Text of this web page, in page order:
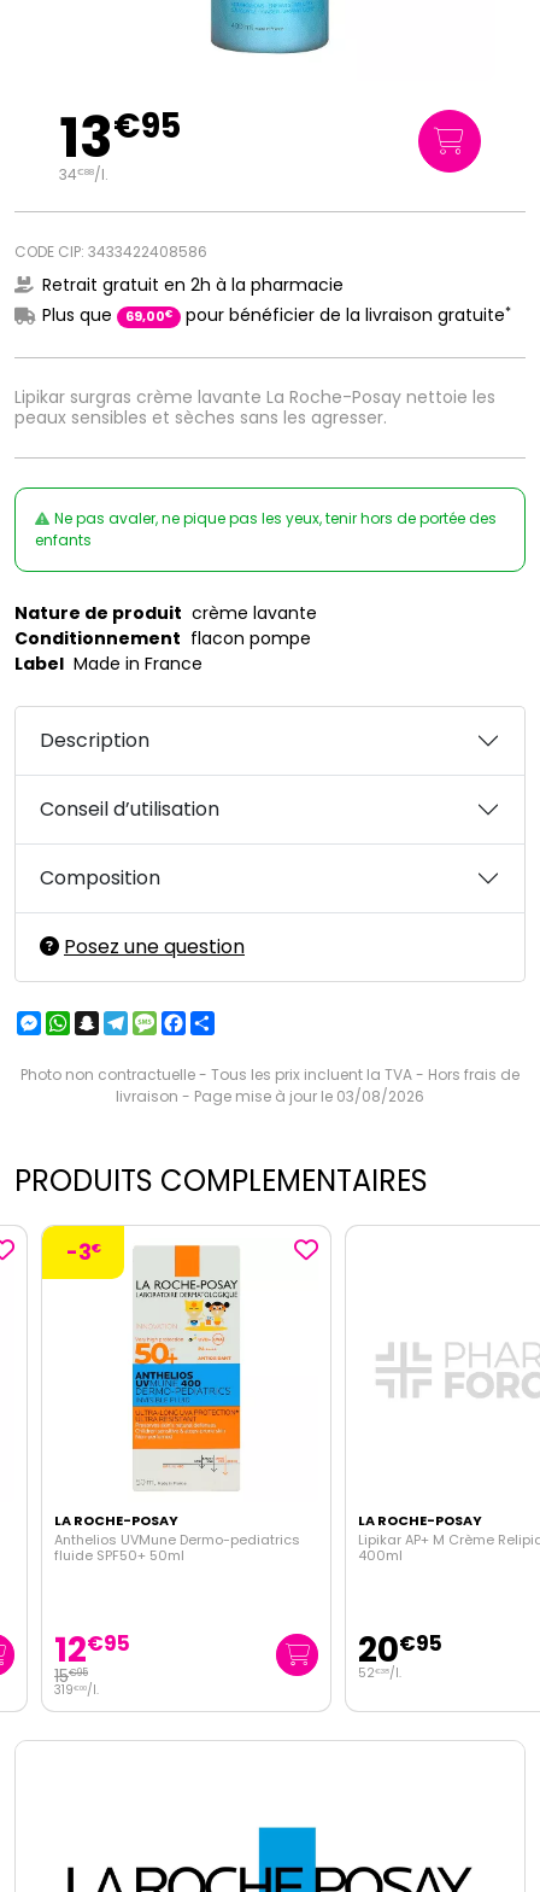
Lipikar surgras crème lavante La Roche-Posay nettoie les
peaux sensibles et sèches sans les agresser.
13€95
34€88/l.
CODE CIP: 3433422408586
Retrait gratuit en 2h à la pharmacie
Plus que
69,00€ pour bénéficier de la livraison gratuite*
Ne pas avaler, ne pique pas les yeux, tenir hors de portée des
enfants
Nature de produit crème lavante
Conditionnement flacon pompe
Label Made in France
Description
Conseil d’utilisation
Composition
Posez une question
Messenger
WhatsApp
Snapchat
Telegram
MessageFacebook
Photo non contractuelle - Tous les prix incluent la TVA - Hors frais de
livraison - Page mise à jour le 03/08/2026
PRODUITS COMPLEMENTAIRES
-3€
LA ROCHE-POSAY
Anthelios UVMune Dermo-pediatrics
fluide SPF50+ 50ml
12€95
95
€00 /l.
LA ROCHE-POSAY
Lipikar AP+ M Crème
400ml
20€95
38 /l.